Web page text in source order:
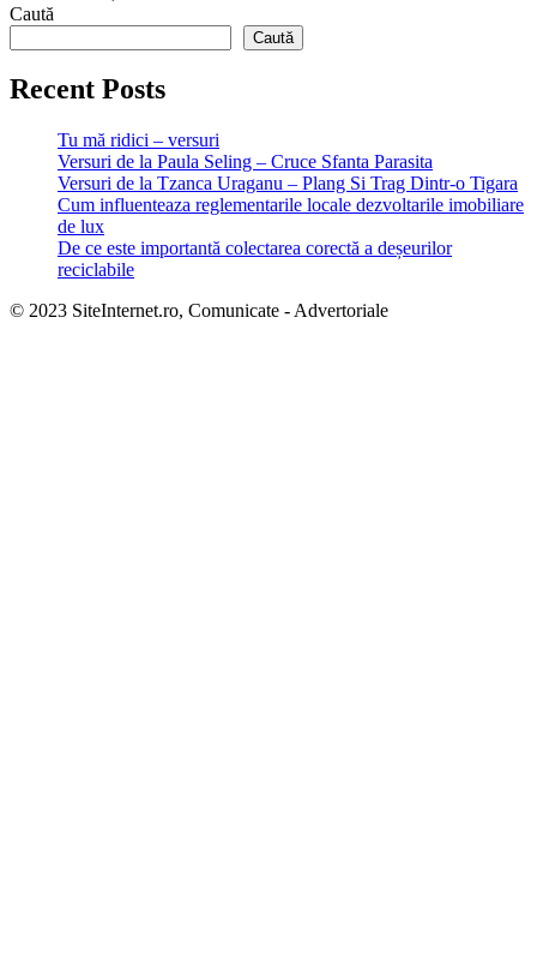
Caută
Caută
Recent Posts
Tu mă ridici – versuri
Versuri de la Paula Seling – Cruce Sfanta Parasita
Versuri de la Tzanca Uraganu – Plang Si Trag Dintr-o Tigara
Cum influenteaza reglementarile locale dezvoltarile imobiliare
de lux
De ce este importantă colectarea corectă a deșeurilor
reciclabile
© 2023 SiteInternet.ro, Comunicate - Advertoriale